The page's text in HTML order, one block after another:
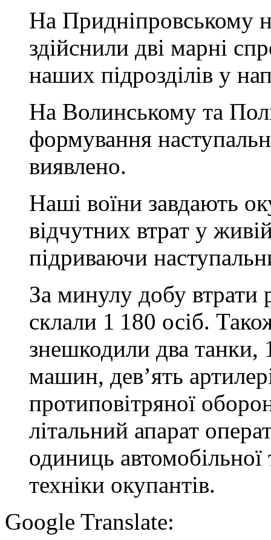
На Придніпровському
здійснили дві марні
наших підрозділів у
На Волинському та
формування
виявлено.
Наші воїни завдають
відчутних втрат у
підриваючи
За минулу добу втрати
склали 1 180 осіб.
знешкодили два танки,
машин, дев’ять
протиповітряної
літальний апарат
одиниць автомобільної
техніки окупантів.
Google Translate: